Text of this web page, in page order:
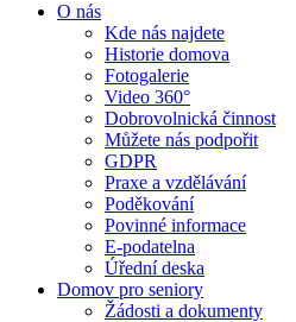
O nás
Kde nás najdete
Historie domova
Fotogalerie
Video 360°
Dobrovolnická činnost
Můžete nás podpořit
GDPR
Praxe a vzdělávání
Poděkování
Povinné informace
E-podatelna
Úřední deska
Domov pro seniory
Žádosti a dokumenty